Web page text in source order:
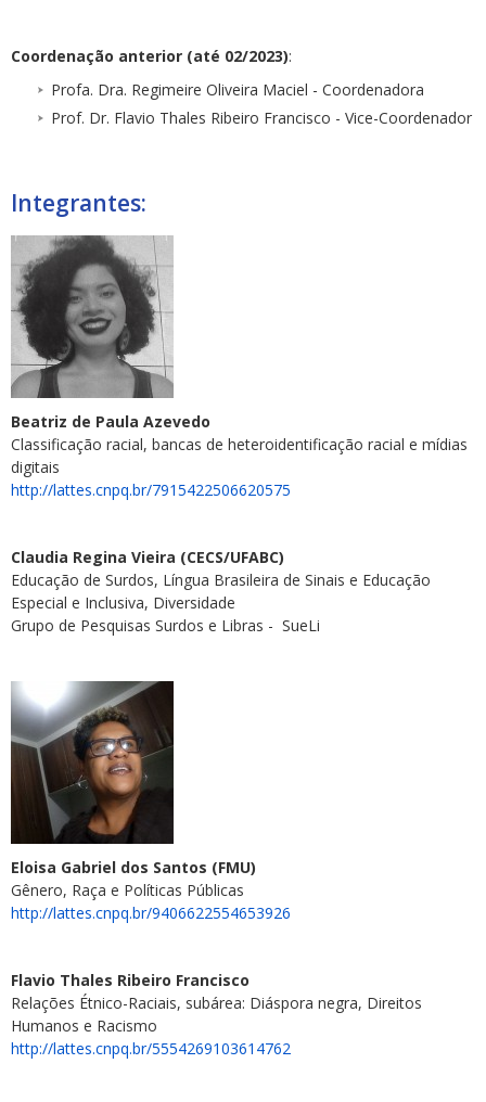
Coordenação anterior (até 02/2023):
Profa. Dra. Regimeire Oliveira Maciel - Coordenadora
Prof. Dr. Flavio Thales Ribeiro Francisco - Vice-Coordenador
Integrantes:
Beatriz de Paula Azevedo
Classificação racial, bancas de heteroidentificação racial e mídias
digitais
http://lattes.cnpq.br/7915422506620575
Claudia Regina Vieira (CECS/UFABC)
Educação de Surdos, Língua Brasileira de Sinais e Educação
Especial e Inclusiva, Diversidade
Grupo de Pesquisas Surdos e Libras - SueLi
Eloisa Gabriel dos Santos (FMU)
Gênero, Raça e Políticas Públicas
http://lattes.cnpq.br/9406622554653926
Flavio Thales Ribeiro Francisco
Relações Étnico-Raciais, subárea: Diáspora negra, Direitos
Humanos e Racismo
http://lattes.cnpq.br/5554269103614762